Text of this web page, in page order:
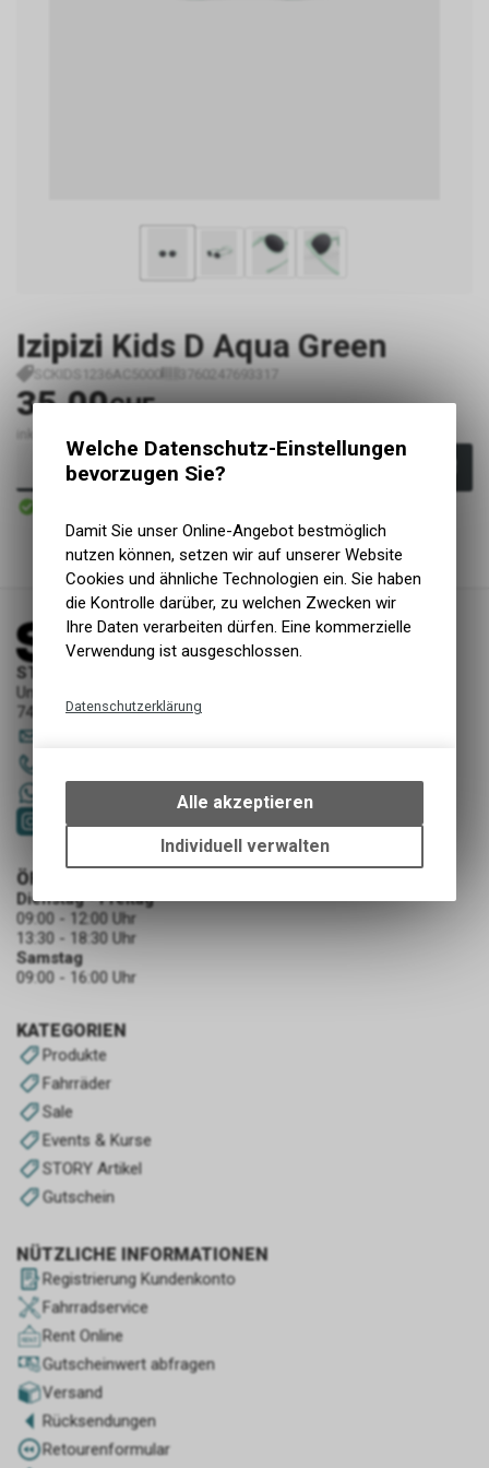
Izipizi Kids D Aqua Green
SCKIDS1236AC5000 3760247693317
35.00CHF
inkl. MwSt., zzgl.
In den Warenkorb
STORY Sportwerkstatt - Thusis
Unterer Rosenbühl 7
7430 Thusis
KATEGORIEN
Produkte
Fahrräder
Sale
Events & Kurse
STORY Artikel
Gutschein
NÜTZLICHE INFORMATIONEN
Registrierung Kundenkonto
Fahrradservice
Rent Online
Gutscheinwert abfragen
Versand
Rücksendungen
Retourenformular
ÖFFNUNGSZEITEN
Dienstag - Freitag
09:00 - 12:00 Uhr
13:30 - 18:30 Uhr
Samstag
09:00 - 16:00 Uhr
Welche Datenschutz-Einstellungen
bevorzugen Sie?
Damit Sie unser Online-Angebot bestmöglich
nutzen können, setzen wir auf unserer Website
Cookies und ähnliche Technologien ein. Sie haben
die Kontrolle darüber, zu welchen Zwecken wir
Ihre Daten verarbeiten dürfen. Eine kommerzielle
Verwendung ist ausgeschlossen.
Datenschutzerklärung
bestimmte Interaktionen und
Einstellungen auf Ihrem Gerät,
um die grundlegenden
Funktionen unseres Online-
Alle akzeptieren
Individuell verwalten